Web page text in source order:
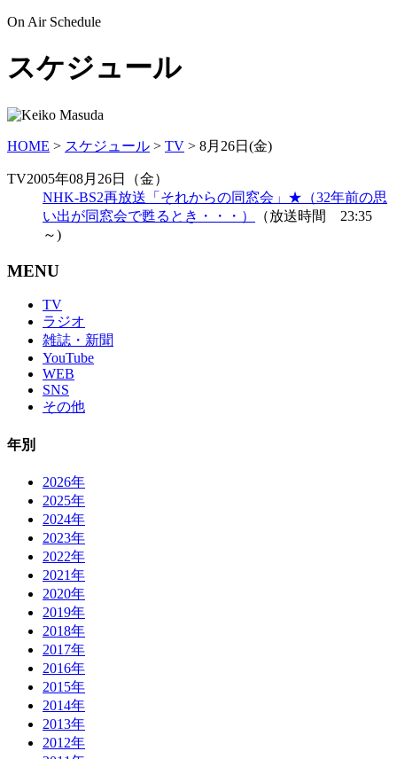
On Air Schedule
スケジュール
HOME > スケジュール > TV > 8月26日(金)
TV2005年08月26日（金）
NHK-BS2再放送「それからの同窓会」★（32年前の思
い出が同窓会で甦るとき・・・）
（放送時間 23:35
～)
MENU
TV
ラジオ
雑誌・新聞
YouTube
WEB
SNS
その他
年別
2026年
2025年
2024年
2023年
2022年
2021年
2020年
2019年
2018年
2017年
2016年
2015年
2014年
2013年
2012年